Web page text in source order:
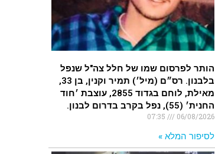
הותר לפרסום שמו של חלל צה"ל שנפל
בלבנון. רס״ם (מיל׳) תמיר וקנין, בן 33,
מאילת, לוחם בגדוד 2855, עוצבת ׳חוד
החנית׳ (55), נפל בקרב בדרום לבנון.
06/08/2026
לסיפור המלא »